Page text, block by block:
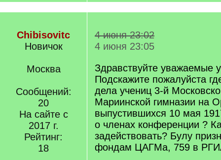
Chibisovitc
Новичок
Москва
Сообщений:
20
На сайте с
2017 г.
Рейтинг:
18
4 июня 23:02
4 июня 23:05
Здравствуйте уважаемые
Подскажите пожалуйста
дела учениц 3-й
Мариинской гимназии на
выпустившихся 10 мая
о членах конференции ?
задействовать? Булу
фондам ЦАГМа, 759 в